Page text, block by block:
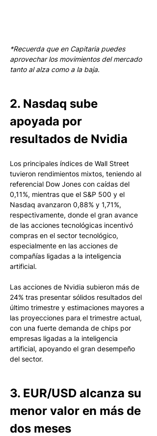
*Recuerda que en Capitaria puedes
aprovechar los movimientos del mercado
tanto al alza como a la baja.
2. Nasdaq sube
apoyada por
resultados de Nvidia
Los principales índices de Wall Street
tuvieron rendimientos mixtos, teniendo al
referencial Dow Jones con caídas del
0,11%, mientras que el S&P 500 y el
Nasdaq avanzaron 0,88% y 1,71%,
respectivamente, donde el gran avance
de las acciones tecnológicas incentivó
compras en el sector tecnológico,
especialmente en las acciones de
compañías ligadas a la inteligencia
artificial.
Las acciones de Nvidia subieron más de
24% tras presentar sólidos resultados del
último trimestre y estimaciones mayores a
las proyecciones para el trimestre actual,
con una fuerte demanda de chips por
empresas ligadas a la inteligencia
artificial, apoyando el gran desempeño
del sector.
3. EUR/USD alcanza su
menor valor en más de
dos meses